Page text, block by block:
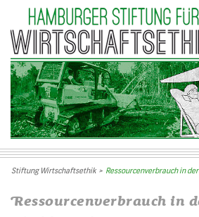
Stiftung Wirtschaftsethik> Ressourcenverbrauch in
Ressourcenverbrauch in